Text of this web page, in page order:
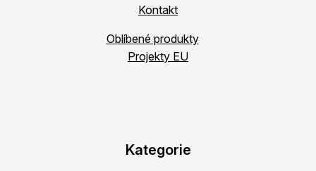
Kontakt
Oblíbené produkty
Projekty EU
Kategorie